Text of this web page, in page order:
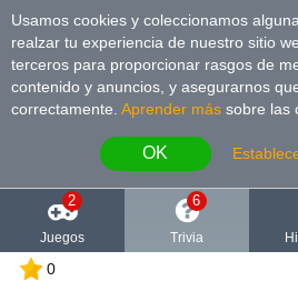
Usamos cookies y coleccionamos
realzar tu experiencia de nuestro sitio
terceros para proporcionar rasgos de
contenido y anuncios, y asegurarnos
correctamente. Aprender más sobre las
OK
2
Juegos
6
Trivia
0